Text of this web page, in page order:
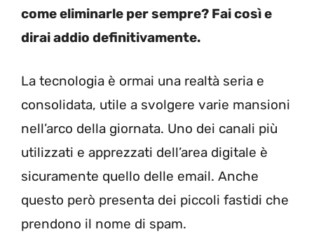
come eliminarle per sempre? Fai così e
dirai addio definitivamente.
La tecnologia è ormai una realtà seria e
consolidata, utile a svolgere varie mansioni
nell’arco della giornata. Uno dei canali più
utilizzati e apprezzati dell’area digitale è
sicuramente quello delle email. Anche
questo però presenta dei piccoli fastidi che
prendono il nome di spam.